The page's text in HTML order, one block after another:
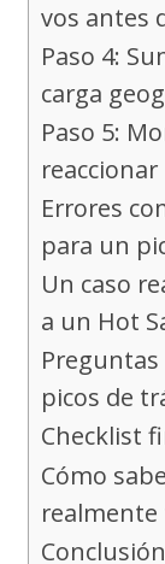
vos antes
Paso 4:
carga
Paso 5:
reaccionar
Errores
para un
Un caso
a un Hot
Preguntas
picos de
Checklist
Cómo